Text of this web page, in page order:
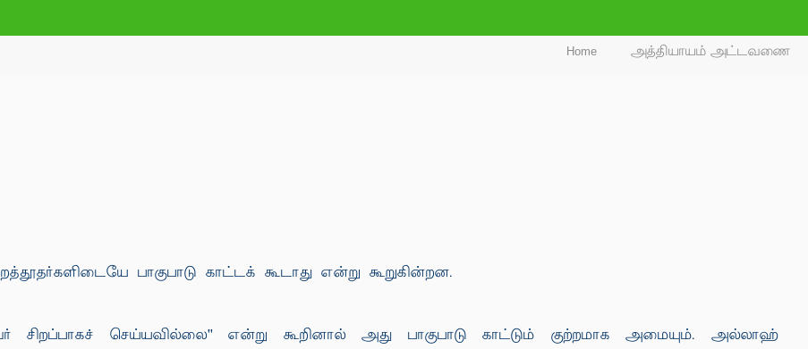
Home அத்தியாயம் அட்டவணை
பாகுபாடு காட்டக் கூடாது என்று கூறுகின்றன.
செய்யவில்லை'' என்று கூறினால் அது பாகுபாடு காட்டும் குற்றமாக அமையும். அல்லாஹ்